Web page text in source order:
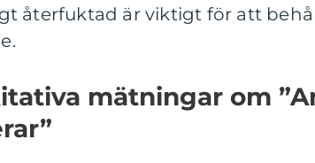
återfuktad är viktigt för att
mätningar om